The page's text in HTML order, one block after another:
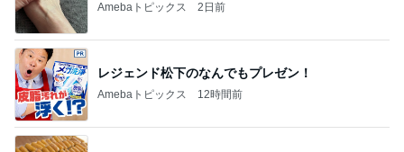
Amebaトピックス 2日前
レジェンド松下のなんでもプレゼン！
Amebaトピックス 12時間前